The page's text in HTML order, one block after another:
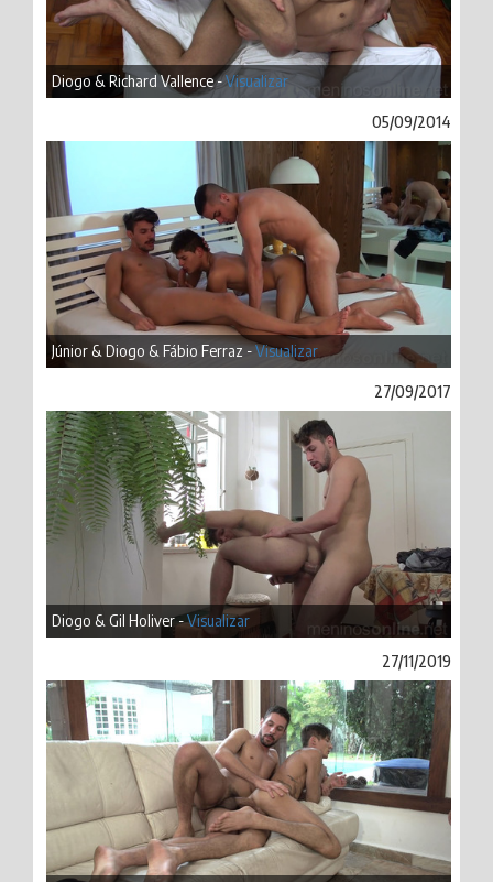
Diogo & Richard Vallence -Visualizar
05/09/2014
Júnior & Diogo & Fábio Ferraz -Visualizar
27/09/2017
Diogo & Gil Holiver -Visualizar
27/11/2019